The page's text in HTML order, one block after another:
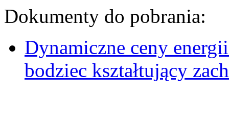
Dokumenty do pobrania:
Dynamiczne ceny
bodziec kształtujący